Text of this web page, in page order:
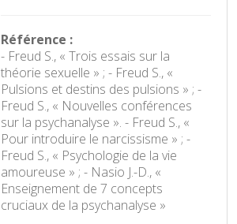
Référence :
- Freud S., « Trois essais sur la
théorie sexuelle » ; - Freud S., «
Pulsions et destins des pulsions » ; -
Freud S., « Nouvelles conférences
sur la psychanalyse ». - Freud S., «
Pour introduire le narcissisme » ; -
Freud S., « Psychologie de la vie
amoureuse » ; - Nasio J.-D., «
Enseignement de 7 concepts
cruciaux de la psychanalyse »